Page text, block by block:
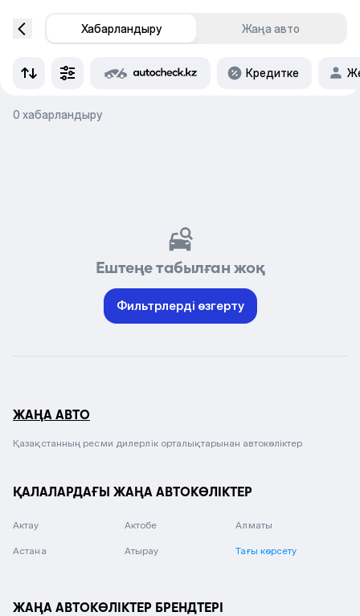
Хабарландыру Жаңа авто
Кредитке
0 хабарландыру
Ештеңе табылған жоқ
Фильтрлерді өзгерту
ЖАҢА АВТО
Қазақстанның ресми дилерлік орталықтарынан автокөліктер
ҚАЛАЛАРДАҒЫ ЖАҢА АВТОКӨЛІКТЕР
Актау Актобе Алматы
Астана Атырау Тағы көрсету
ЖАҢА АВТОКӨЛІКТЕР БРЕНДТЕРІ